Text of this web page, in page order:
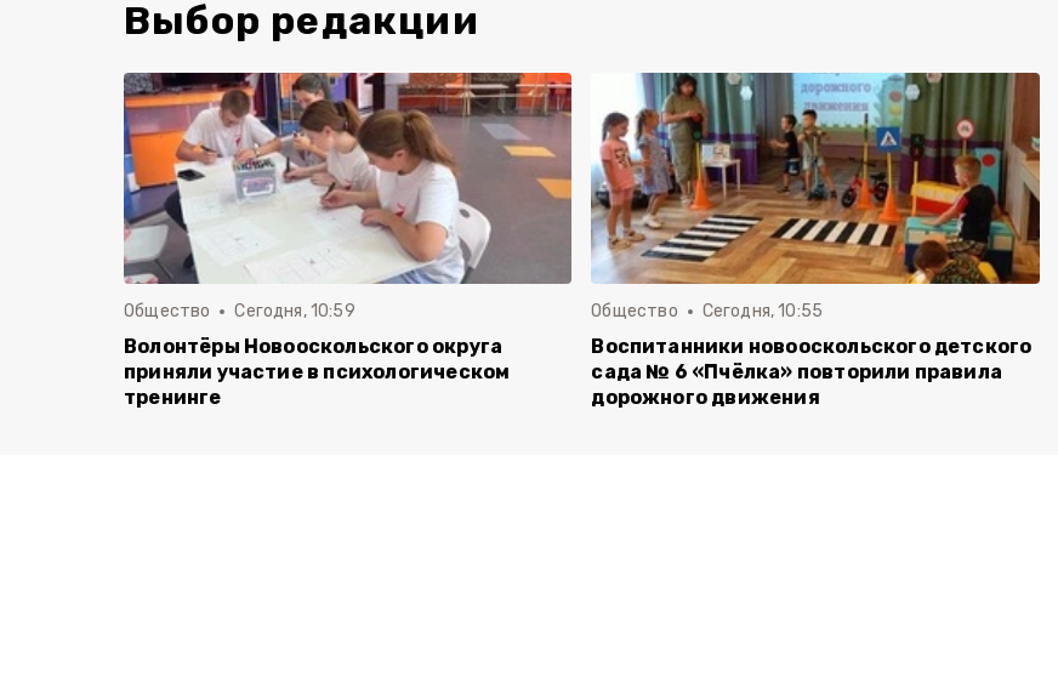
Выбор редакции
Общество Сегодня, 10:59
Волонтёры Новооскольского округа
приняли участие в психологическом
тренинге
Общество Сегодня, 10:55
Воспитанники новооскольского детского
сада № 6 «Пчёлка» повторили правила
дорожного движения